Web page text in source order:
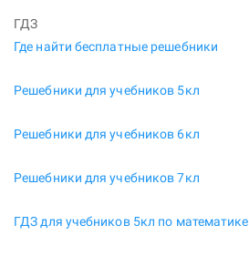
ГДЗ
Где найти бесплатные решебники
Решебники для учебников 5кл
Решебники для учебников 6кл
Решебники для учебников 7кл
ГДЗ для учебников 5кл по математике